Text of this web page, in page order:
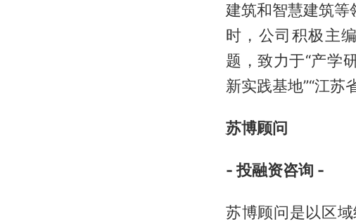
建筑和智慧建筑等
时，公司积极主
题，致力于“产学
新实践基地”“江苏
苏博顾问
- 投融资咨询 -
苏博顾问是以区